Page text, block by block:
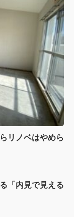
リノベはやめら
「内見で見える